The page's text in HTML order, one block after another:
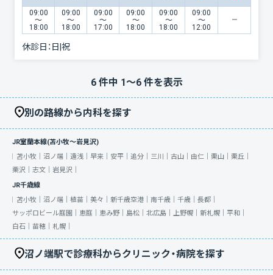
09:00
〜
18:00
09:00
〜
18:00
09:00
〜
17:00
09:00
〜
18:00
09:00
〜
18:00
09:00
〜
12:00
休診日： 日|祝
6件中 1〜6件を表示
別の路線から内科を探す
JR室蘭本線(苫小牧～岩見沢)
苫小牧｜ 沼ノ端｜ 遠浅｜ 早来｜ 安平｜ 追分｜ 三川｜ 古山｜ 由仁｜ 栗山｜ 栗丘｜
栗沢｜ 志文｜ 岩見沢｜
JR千歳線
苫小牧｜ 沼ノ端｜ 植苗｜ 美々｜ 新千歳空港｜ 南千歳｜ 千歳｜ 長都｜
サッポロビール庭園｜ 恵庭｜ 恵み野｜ 島松｜ 北広島｜ 上野幌｜ 新札幌｜ 平和｜
白石｜ 苗穂｜ 札幌｜
沼ノ端駅で診療科からクリニック・病院を探す